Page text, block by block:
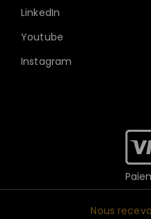
LinkedIn
Youtube
Instagram
Nous